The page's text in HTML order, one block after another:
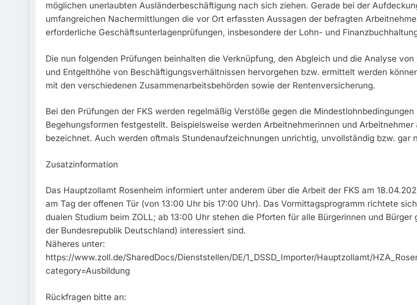
möglichen unerlaubten Ausländerbeschäftigung nach sich ziehen. Gerade bei der
umfangreichen Nachermittlungen die vor Ort erfassten Aussagen der befragten
erforderliche Geschäftsunterlagenprüfungen, insbesondere der Lohn- und
Die nun folgenden Prüfungen beinhalten die Verknüpfung, den Abgleich und die Analyse
und Entgelthöhe von Beschäftigungsverhältnissen hervorgehen bzw. ermittelt werden
mit den verschiedenen Zusammenarbeitsbehörden sowie der Rentenversicherung.
Bei den Prüfungen der FKS werden regelmäßig Verstöße gegen die
Begehungsformen festgestellt. Beispielsweise werden Arbeitnehmerinnen und
bezeichnet. Auch werden oftmals Stundenaufzeichnungen unrichtig, unvollständig bzw.
Zusatzinformation
Das Hauptzollamt Rosenheim informiert unter anderem über die Arbeit der FKS am
am Tag der offenen Tür (von 13:00 Uhr bis 17:00 Uhr). Das Vormittagsprogramm richtete
dualen Studium beim ZOLL; ab 13:00 Uhr stehen die Pforten für alle Bürgerinnen und
der Bundesrepublik Deutschland) interessiert sind.
Näheres unter:
https://www.zoll.de/SharedDocs/Dienststellen/DE/1_DSSD_Importer/Hauptzollamt/
category=Ausbildung
Rückfragen bitte an: